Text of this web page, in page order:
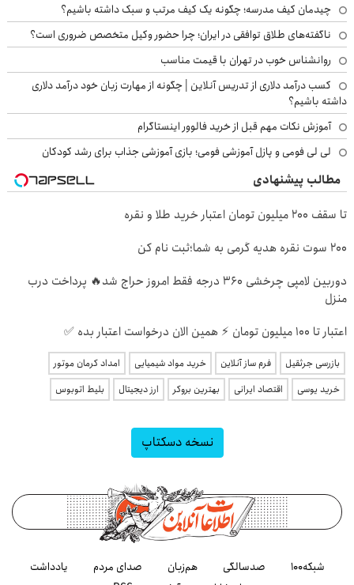
چیدمان کیف مدرسه؛ چگونه یک کیف مرتب و سبک داشته باشیم؟
ناگفته‌های طلاق توافقی در ایران؛ چرا حضور وکیل متخصص ضروری است؟
روانشناس خوب در تهران با قیمت مناسب
کسب درآمد دلاری از تدریس آنلاین | چگونه از مهارت زبان خود درآمد دلاری
داشته باشیم؟
آموزش نکات مهم قبل از خرید فالوور اینستاگرام
لی لی فومی و پازل آموزشی فومی؛ بازی آموزشی جذاب برای رشد کودکان
مطالب پیشنهادی
تا سقف 2۰۰ میلیون تومان اعتبار خرید طلا و نقره
200 سوت نقره هدیه گرمی به شما؛ثبت نام کن
دوربین لامپی چرخشی 360 درجه فقط امروز حراج شد🔥 پرداخت درب
منزل
اعتبار تا ۱۰۰ میلیون تومان ⚡ همین الان درخواست اعتبار بده ✅
بازرسی جرثقیل فرم ساز آنلاین خرید مواد شیمیایی
امداد کرمان موتور
خرید یوسی
اقتصاد ایرانی بهترین بروکر ارز دیجیتال بلیط اتوبوس
نسخه دسکتاپ
شبکه۱۰۰ صدسالگی هم‌زبان صدای مردم
یادداشت